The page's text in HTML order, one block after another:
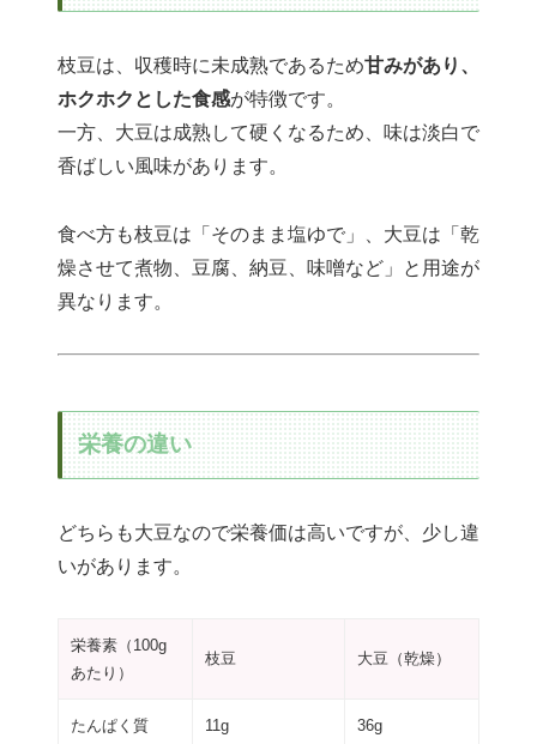
枝豆は、収穫時に未成熟であるため甘みがあり、
ホクホクとした食感が特徴です。
一方、大豆は成熟して硬くなるため、味は淡白で
香ばしい風味があります。
食べ方も枝豆は「そのまま塩ゆで」、大豆は「乾
燥させて煮物、豆腐、納豆、味噌など」と用途が
異なります。
栄養の違い
どちらも大豆なので栄養価は高いですが、少し違
いがあります。
栄養素（100g
あたり）
枝豆 大豆（乾燥）
たんぱく質 11g 36g